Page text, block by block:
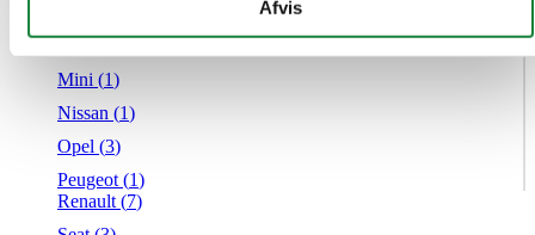
givet dem, eller som de har indsamlet fra din brug af deres
tjenester.
Afvis
Mini (1)
Nissan (1)
Opel (3)
Peugeot (1)
Renault (7)